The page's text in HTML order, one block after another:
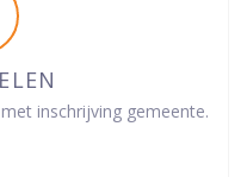
inschrijving gemeente.